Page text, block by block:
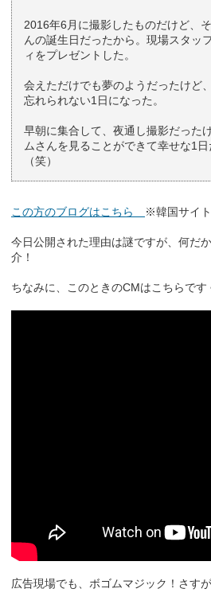
2016年6月に撮影したものだけど、
んの誕生日だったから。現場スタッ
ィをプレゼントした。
会えただけでも夢のようだったけど
忘れられない1日になった。
早朝に集合して、夜通し撮影だった
ムさんを見ることができて幸せな1
（笑）
この方のブログはこちら ※韓国サイト
今日公開された理由は謎ですが、何だ
介！
ちなみに、このときのCMはこちらです
広告現場でも、ボゴムマジック！さすが